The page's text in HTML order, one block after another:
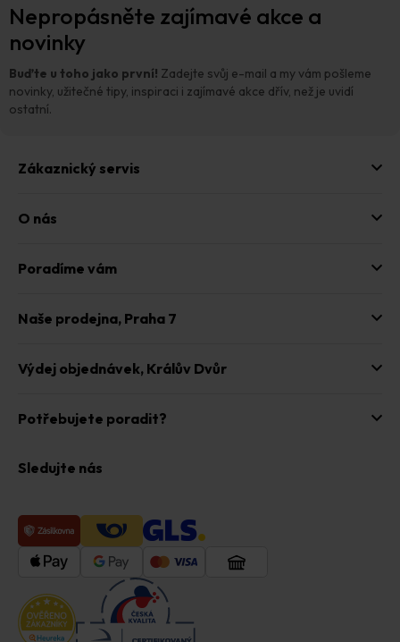
Nepropásněte zajímavé akce a
novinky
Buďte u toho jako první! Zadejte svůj e-mail a my vám pošleme
novinky, užitečné tipy, inspiraci i zajímavé akce dřív, než je uvidí
ostatní.
Zákaznický servis
O nás
Poradíme vám
Naše prodejna, Praha 7
Výdej objednávek, Králův Dvůr
Potřebujete poradit?
Sledujte nás